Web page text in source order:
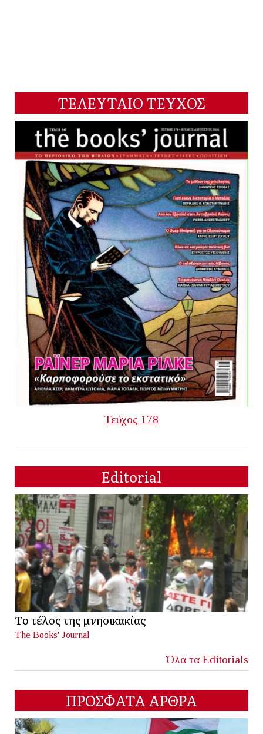
ΤΕΛΕΥΤΑΙΟ ΤΕΥΧΟΣ
Τεύχος 178
Editorial
Το τέλος της μνησικακίας
The Books' Journal
Όλα τα Editorials
ΠΡΟΣΦΑΤΑ ΑΡΘΡΑ